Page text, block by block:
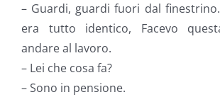
– Guardi, guardi fuori dal
era tutto identico, Facevo
andare al lavoro.
– Lei che cosa fa?
– Sono in pensione.